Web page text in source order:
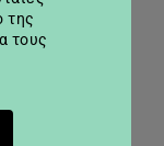
της
τους